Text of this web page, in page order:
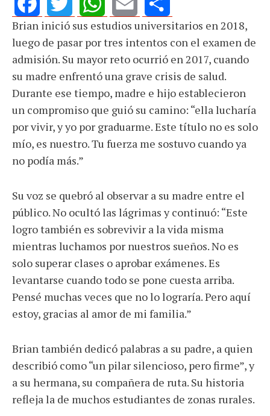
FacebookTwitterWhatsApp
Email Share
Brian inició sus estudios universitarios en 2018,
luego de pasar por tres intentos con el examen de
admisión. Su mayor reto ocurrió en 2017, cuando
su madre enfrentó una grave crisis de salud.
Durante ese tiempo, madre e hijo establecieron
un compromiso que guió su camino: “ella lucharía
por vivir, y yo por graduarme. Este título no es solo
mío, es nuestro. Tu fuerza me sostuvo cuando ya
no podía más.”
Su voz se quebró al observar a su madre entre el
público. No ocultó las lágrimas y continuó: “Este
logro también es sobrevivir a la vida misma
mientras luchamos por nuestros sueños. No es
solo superar clases o aprobar exámenes. Es
levantarse cuando todo se pone cuesta arriba.
Pensé muchas veces que no lo lograría. Pero aquí
estoy, gracias al amor de mi familia.”
Brian también dedicó palabras a su padre, a quien
describió como “un pilar silencioso, pero firme”, y
a su hermana, su compañera de ruta. Su historia
refleja la de muchos estudiantes de zonas rurales.